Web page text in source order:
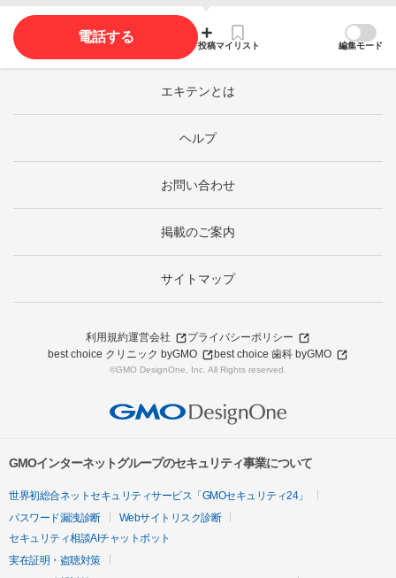
電話する
投稿マイリスト 編集モード
エキテンとは
ヘルプ
お問い合わせ
掲載のご案内
サイトマップ
利用規約運営会社
プライバシーポリシー
best choice クリニック byGMO
best choice 歯科 byGMO
©GMO DesignOne, Inc. All Rights reserved.
GMOインターネットグループのセキュリティ事業について
世界初総合ネットセキュリティサービス「GMOセキュリティ24」
パスワード漏洩診断
Webサイトリスク診断
セキュリティ相談AIチャットボット
実在証明・盗聴対策